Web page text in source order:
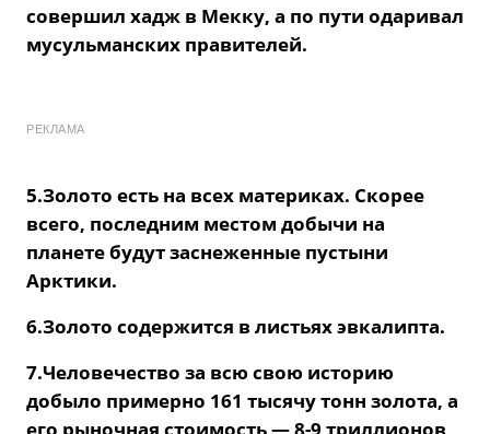
совершил хадж в Мекку, а по пути одаривал
мусульманских правителей.
РЕКЛАМА
5.Золото есть на всех материках. Скорее
всего, последним местом добычи на
планете будут заснеженные пустыни
Арктики.
6.Золото содержится в листьях эвкалипта.
7.Человечество за всю свою историю
добыло примерно 161 тысячу тонн золота, а